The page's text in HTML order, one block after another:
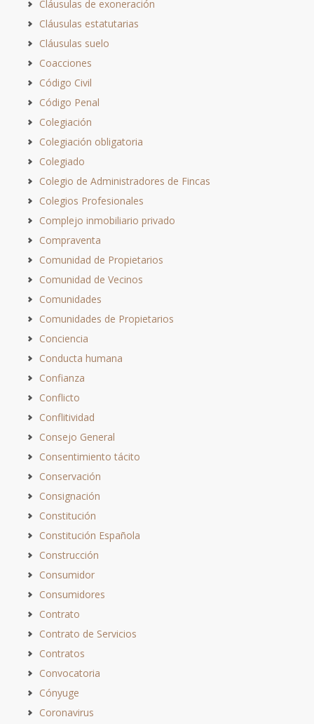
Cláusulas de exoneración
Cláusulas estatutarias
Cláusulas suelo
Coacciones
Código Civil
Código Penal
Colegiación
Colegiación obligatoria
Colegiado
Colegio de Administradores de Fincas
Colegios Profesionales
Complejo inmobiliario privado
Compraventa
Comunidad de Propietarios
Comunidad de Vecinos
Comunidades
Comunidades de Propietarios
Conciencia
Conducta humana
Confianza
Conflicto
Conflitividad
Consejo General
Consentimiento tácito
Conservación
Consignación
Constitución
Constitución Española
Construcción
Consumidor
Consumidores
Contrato
Contrato de Servicios
Contratos
Convocatoria
Cónyuge
Coronavirus